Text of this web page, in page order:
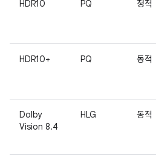
HDR10 PQ 정적
HDR10+ PQ 동적
Dolby
Vision 8.4
HLG 동적